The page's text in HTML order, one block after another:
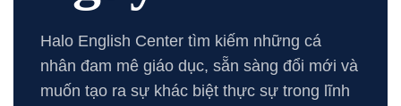
Halo English Center tìm kiếm những cá
nhân đam mê giáo dục, sẵn sàng đổi mới và
muốn tạo ra sự khác biệt thực sự trong lĩnh